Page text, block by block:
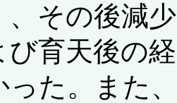
、その後減
び育天後の
った。また